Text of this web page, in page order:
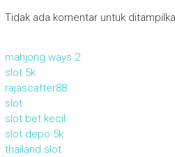
Tidak ada komentar untuk
mahjong ways 2
slot 5k
rajascatter88
slot
slot bet kecil
slot depo 5k
thailand slot